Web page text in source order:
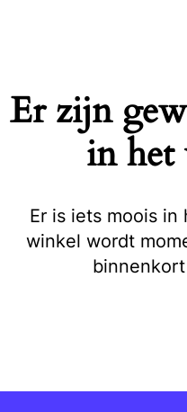
Er zijn
in het
Er is iets moois
winkel wordt